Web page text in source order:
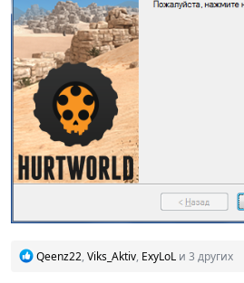
Р
Qeenz22, Viks_Aktiv, ExyLoL и 3 других